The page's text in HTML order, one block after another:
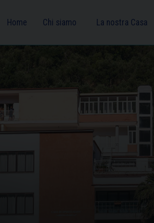
Home Chi siamo La nostra Casa